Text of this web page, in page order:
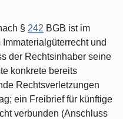
§ 242 BGB ist im
und
der Rechtsinhaber seine
konkrete bereits
Rechtsverletzungen
ein Freibrief für künftige
verbunden (Anschluss